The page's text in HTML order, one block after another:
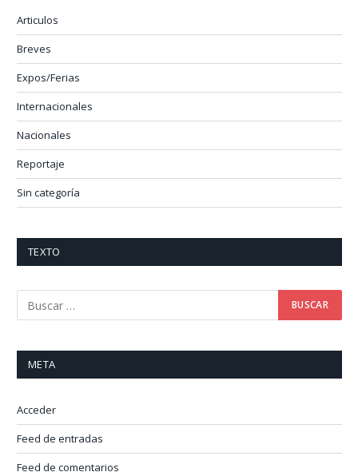
Articulos
Breves
Expos/Ferias
Internacionales
Nacionales
Reportaje
Sin categoría
TEXTO
META
Acceder
Feed de entradas
Feed de comentarios